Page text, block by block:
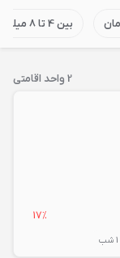
بین 4 تا 8 میلیون تومان
2 واحد اقامتی
17%